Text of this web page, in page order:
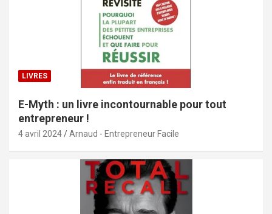
LIVRES
E-Myth : un livre incontournable pour tout
entrepreneur !
4 avril 2024 Arnaud - Entrepreneur Facile